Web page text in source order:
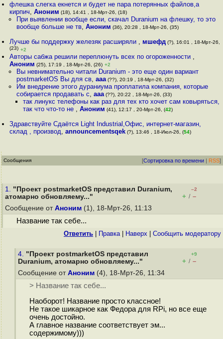
флешка слегка екнется и будет не пара потерянных файлов,а
кирпич,Аноним (18), 14:41 , 18-Мрт-26, (18)
При выявлении вообще если, скачал Duranium на флешку, то это
вообще больше не тв, Аноним (36), 20:28 , 18-Мрт-26, (35)
Лучше бы поддержку железяк расширяли , мшефд (?), 16:01 , 18-Мрт-26,
(23) +2
Авторы сабжа решили переплюнуть всех по огороженности ,
Аноним (25), 17:19 , 18-Мрт-26, (26) +2
Вы невнимательно читали Duranium - это еще один вариант
postmarketOS Вы для св, aaa(??), 20:19 , 18-Мрт-26, (32)
Им внедрение этого дураниума проплатила компания, которые
собирается продавать с, aaa(??), 20:22 , 18-Мрт-26, (33)
так линукс телефоны как раз для тех кто хочет сам ковыряться,
так что что-то не , Аноним (41), 12:17 , 20-Мрт-26, (42)
Здравствуйте Сдаётся Light Industrial,Офис, интернет-магазин,
склад , производ,announcementsqek (?), 13:46 , 18-Июл-26, (54)
Сообщения [Сортировка по времени | RSS]
1. "Проект postmarketOS представил Duranium,
атомарно обновляему..."
–2
+ / –
Сообщение от Аноним (1), 18-Мрт-26, 11:13
Название так себе...
Ответить Правка| Наверх Cообщить модератору
4. "Проект postmarketOS представил
Duranium, атомарно обновляему..."
+9
+ / –
Сообщение от Аноним (4), 18-Мрт-26, 11:34
> Название так себе...
Наоборот! Название просто классное!
Не такое шикарное как Федора для RPi, но все еще
очень достойно.
А главное название соответствует эм...
содержимому)))